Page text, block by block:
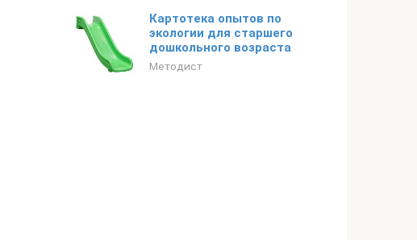
Картотека опытов по
экологии для старшего
дошкольного возраста
Методист